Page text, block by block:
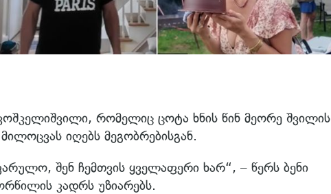
რომელიც ცოტა ხნის წინ მეორე შვილის
იღებს მეგობრებისგან.
შენ ჩემთვის ყველაფერი ხარ“, – წერს ბენი
კადრს უზიარებს.